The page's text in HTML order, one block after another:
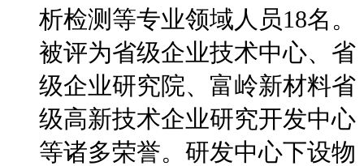
析检测等专业领域人员18名。
被评为省级企业技术中心、省
级企业研究院、富岭新材料省
级高新技术企业研究开发中心
等诸多荣誉。研发中心下设物